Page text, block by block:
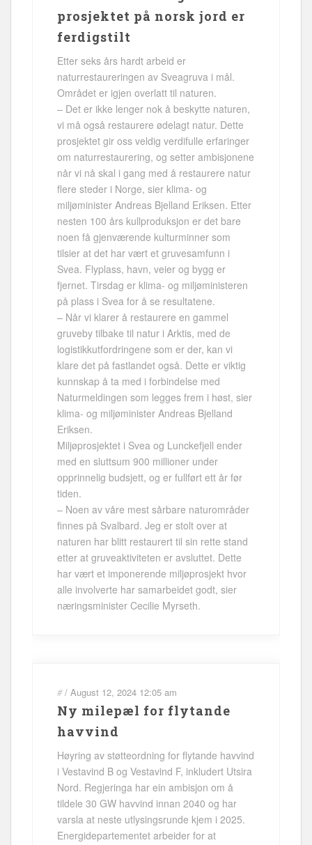
prosjektet på norsk jord er
ferdigstilt
Etter seks års hardt arbeid er
naturrestaureringen av Sveagruva i mål.
Området er igjen overlatt til naturen.
– Det er ikke lenger nok å beskytte naturen,
vi må også restaurere ødelagt natur. Dette
prosjektet gir oss veldig verdifulle erfaringer
om naturrestaurering, og setter ambisjonene
når vi nå skal i gang med å restaurere natur
flere steder i Norge, sier klima- og
miljøminister Andreas Bjelland Eriksen. Etter
nesten 100 års kullproduksjon er det bare
noen få gjenværende kulturminner som
tilsier at det har vært et gruvesamfunn i
Svea. Flyplass, havn, veier og bygg er
fjernet. Tirsdag er klima- og miljøministeren
på plass i Svea for å se resultatene.
– Når vi klarer å restaurere en gammel
gruveby tilbake til natur i Arktis, med de
logistikkutfordringene som er der, kan vi
klare det på fastlandet også. Dette er viktig
kunnskap å ta med i forbindelse med
Naturmeldingen som legges frem i høst, sier
klima- og miljøminister Andreas Bjelland
Eriksen.
Miljøprosjektet i Svea og Lunckefjell ender
med en sluttsum 900 millioner under
opprinnelig budsjett, og er fullført ett år før
tiden.
– Noen av våre mest sårbare naturområder
finnes på Svalbard. Jeg er stolt over at
naturen har blitt restaurert til sin rette stand
etter at gruveaktiviteten er avsluttet. Dette
har vært et imponerende miljøprosjekt hvor
alle involverte har samarbeidet godt, sier
næringsminister Cecilie Myrseth.
#/ August 12, 2024 12:05 am
Ny milepæl for flytande
havvind
Høyring av støtteordning for flytande havvind
i Vestavind B og Vestavind F, inkludert Utsira
Nord. Regjeringa har ein ambisjon om å
tildele 30 GW havvind innan 2040 og har
varsla at neste utlysingsrunde kjem i 2025.
Energidepartementet arbeider for at